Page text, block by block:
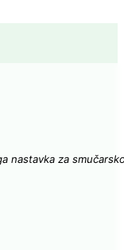
nastavka za